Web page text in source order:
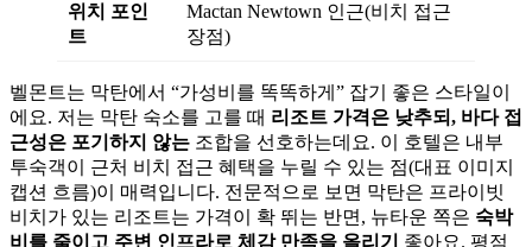
위치 포인
트
Mactan Newtown 인근(비치 접근
장점)
벨몬트는 막탄에서 “가성비를 똑똑하게” 잡기 좋은 스타일이
에요. 저는 막탄 숙소를 고를 때 리조트 가격은 낮추되, 바다 접
근성은 포기하지 않는 조합을 선호하는데요. 이 호텔은 내부
투숙객이 근처 비치 접근 혜택을 누릴 수 있는 점(대표 이미지
캡션 흐름)이 매력입니다. 전문적으로 보면 막탄은 프라이빗
비치가 있는 리조트는 가격이 확 뛰는 반면, 뉴타운 쪽은 숙박
비를 줄이고 주변 인프라로 체감 만족을 올리기
좋아요. 평점